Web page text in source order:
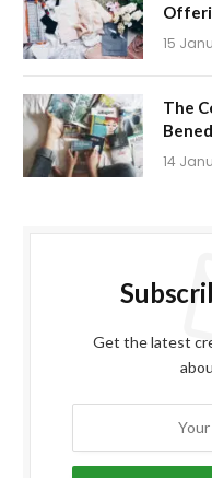
15
The
14
Get the latest